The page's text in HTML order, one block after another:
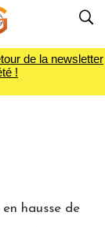
de la newsletter
!
hausse de